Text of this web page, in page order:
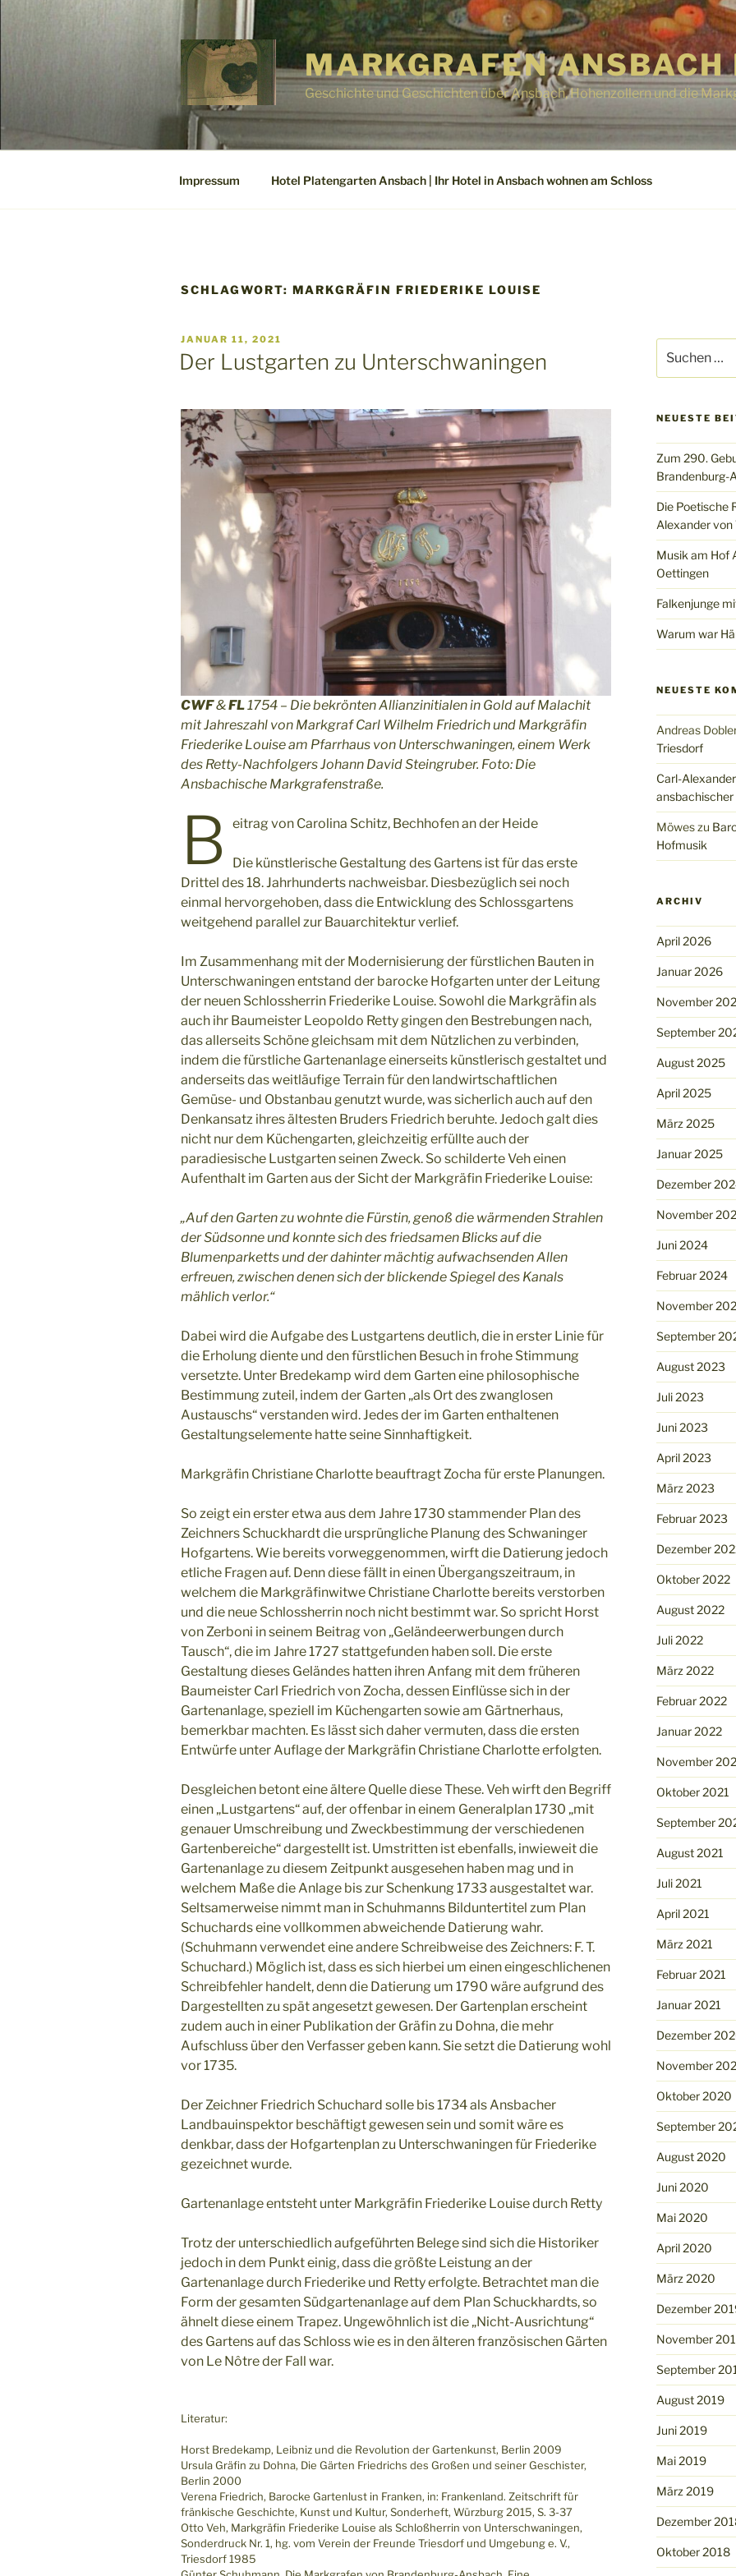
MARKGRAFEN ANSBACH
Geschichte und Geschichten über Ansbach, Hohenzollern und die
Impressum Hotel Platengarten Ansbach | Ihr Hotel in Ansbach wohnen am Schloss
SCHLAGWORT: MARKGRÄFIN FRIEDERIKE LOUISE
VERÖFFENTLICHT
AM
JANUAR 11, 2021
Der Lustgarten zu Unterschwaningen
CWF&FL1754 – Die bekrönten Allianzinitialen in Gold auf Malachit
mit Jahreszahl von Markgraf Carl Wilhelm Friedrich und Markgräfin
Friederike Louise am Pfarrhaus von Unterschwaningen, einem Werk
des Retty-Nachfolgers Johann David Steingruber. Foto: Die
Ansbachische Markgrafenstraße.
B eitrag von Carolina Schitz, Bechhofen an der Heide
Die künstlerische Gestaltung des Gartens ist für das erste
Drittel des 18. Jahrhunderts nachweisbar. Diesbezüglich sei noch
einmal hervorgehoben, dass die Entwicklung des Schlossgartens
weitgehend parallel zur Bauarchitektur verlief.
Im Zusammenhang mit der Modernisierung der fürstlichen Bauten in
Unterschwaningen entstand der barocke Hofgarten unter der Leitung
der neuen Schlossherrin Friederike Louise. Sowohl die Markgräfin als
auch ihr Baumeister Leopoldo Retty gingen den Bestrebungen nach,
das allerseits Schöne gleichsam mit dem Nützlichen zu verbinden,
indem die fürstliche Gartenanlage einerseits künstlerisch gestaltet und
anderseits das weitläufige Terrain für den landwirtschaftlichen
Gemüse- und Obstanbau genutzt wurde, was sicherlich auch auf den
Denkansatz ihres ältesten Bruders Friedrich beruhte. Jedoch galt dies
nicht nur dem Küchengarten, gleichzeitig erfüllte auch der
paradiesische Lustgarten seinen Zweck. So schilderte Veh einen
Aufenthalt im Garten aus der Sicht der Markgräfin Friederike Louise:
„Auf den Garten zu wohnte die Fürstin, genoß die wärmenden Strahlen
der Südsonne und konnte sich des friedsamen Blicks auf die
Blumenparketts und der dahinter mächtig aufwachsenden Allen
erfreuen, zwischen denen sich der blickende Spiegel des Kanals
mählich verlor.“
Dabei wird die Aufgabe des Lustgartens deutlich, die in erster Linie für
die Erholung diente und den fürstlichen Besuch in frohe Stimmung
versetzte. Unter Bredekamp wird dem Garten eine philosophische
Bestimmung zuteil, indem der Garten „als Ort des zwanglosen
Austauschs“ verstanden wird. Jedes der im Garten enthaltenen
Gestaltungselemente hatte seine Sinnhaftigkeit.
Markgräfin Christiane Charlotte beauftragt Zocha für erste Planungen.
So zeigt ein erster etwa aus dem Jahre 1730 stammender Plan des
Zeichners Schuckhardt die ursprüngliche Planung des Schwaninger
Hofgartens. Wie bereits vorweggenommen, wirft die Datierung jedoch
etliche Fragen auf. Denn diese fällt in einen Übergangszeitraum, in
welchem die Markgräfinwitwe Christiane Charlotte bereits verstorben
und die neue Schlossherrin noch nicht bestimmt war. So spricht Horst
von Zerboni in seinem Beitrag von „Geländeerwerbungen durch
Tausch“, die im Jahre 1727 stattgefunden haben soll. Die erste
Gestaltung dieses Geländes hatten ihren Anfang mit dem früheren
Baumeister Carl Friedrich von Zocha, dessen Einflüsse sich in der
Gartenanlage, speziell im Küchengarten sowie am Gärtnerhaus,
bemerkbar machten. Es lässt sich daher vermuten, dass die ersten
Entwürfe unter Auflage der Markgräfin Christiane Charlotte erfolgten.
Desgleichen betont eine ältere Quelle diese These. Veh wirft den Begriff
einen „Lustgartens“ auf, der offenbar in einem Generalplan 1730 „mit
genauer Umschreibung und Zweckbestimmung der verschiedenen
Gartenbereiche“ dargestellt ist. Umstritten ist ebenfalls, inwieweit die
Gartenanlage zu diesem Zeitpunkt ausgesehen haben mag und in
welchem Maße die Anlage bis zur Schenkung 1733 ausgestaltet war.
Seltsamerweise nimmt man in Schuhmanns Bilduntertitel zum Plan
Schuchards eine vollkommen abweichende Datierung wahr.
(Schuhmann verwendet eine andere Schreibweise des Zeichners: F. T.
Schuchard.) Möglich ist, dass es sich hierbei um einen eingeschlichenen
Schreibfehler handelt, denn die Datierung um 1790 wäre aufgrund des
Dargestellten zu spät angesetzt gewesen. Der Gartenplan erscheint
zudem auch in einer Publikation der Gräfin zu Dohna, die mehr
Aufschluss über den Verfasser geben kann. Sie setzt die Datierung wohl
vor 1735.
Der Zeichner Friedrich Schuchard solle bis 1734 als Ansbacher
Landbauinspektor beschäftigt gewesen sein und somit wäre es
denkbar, dass der Hofgartenplan zu Unterschwaningen für Friederike
gezeichnet wurde.
Gartenanlage entsteht unter Markgräfin Friederike Louise durch Retty
Trotz der unterschiedlich aufgeführten Belege sind sich die Historiker
jedoch in dem Punkt einig, dass die größte Leistung an der
Gartenanlage durch Friederike und Retty erfolgte. Betrachtet man die
Form der gesamten Südgartenanlage auf dem Plan Schuckhardts, so
ähnelt diese einem Trapez. Ungewöhnlich ist die „Nicht-Ausrichtung“
des Gartens auf das Schloss wie es in den älteren französischen Gärten
von Le Nôtre der Fall war.
Literatur:
Horst Bredekamp, Leibniz und die Revolution der Gartenkunst, Berlin 2009
Ursula Gräfin zu Dohna, Die Gärten Friedrichs des Großen und seiner Geschister,
Berlin 2000
Verena Friedrich, Barocke Gartenlust in Franken, in: Frankenland. Zeitschrift für
fränkische Geschichte, Kunst und Kultur, Sonderheft, Würzburg 2015, S. 3-37
Otto Veh, Markgräfin Friederike Louise als Schloßherrin von Unterschwaningen,
Sonderdruck Nr. 1, hg. vom Verein der Freunde Triesdorf und Umgebung e. V.,
Triesdorf 1985
nach:
NEUESTE
Zum 290.
Brandenburg-
Die Poetische
Alexander
Musik am Hof
Oettingen
Falkenjunge
Warum war
NEUESTE
Andreas
Triesdorf
Carl-
Möweszu
Hofmusik
ARCHIV
April 2026
Januar 2026
November
September
August 2025
April 2025
März 2025
Januar 2025
Dezember
November
Juni 2024
Februar 2024
November
September
August 2023
Juli 2023
Juni 2023
April 2023
März 2023
Februar 2023
Dezember
Oktober 2022
August 2022
Juli 2022
März 2022
Februar 2022
Januar 2022
November
Oktober 2021
September
August 2021
Juli 2021
April 2021
März 2021
Februar 2021
Januar 2021
Dezember
November
Oktober 2020
September
August 2020
Juni 2020
Mai 2020
April 2020
März 2020
Dezember
November
September
August 2019
Juni 2019
Mai 2019
März 2019
Dezember
Oktober 2018